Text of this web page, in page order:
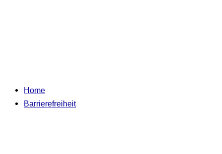
Home
Barrierefreiheit